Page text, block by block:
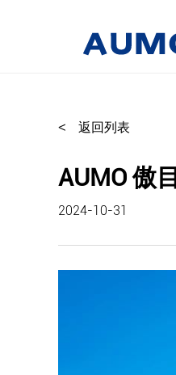
< 返回列表
AUMO 傲
2024-10-31